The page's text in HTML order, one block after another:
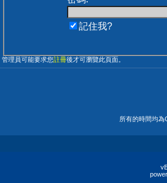
記住我?
管理員可能要求您註冊後才可瀏覽此頁面。
所有的時間均為